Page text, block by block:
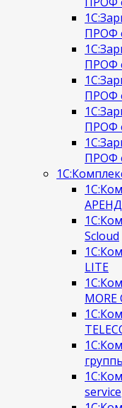
ПРОФ
ПРОФ
ПРОФ
ПРОФ
ПРОФ
Scloud
LITE
MORE
service